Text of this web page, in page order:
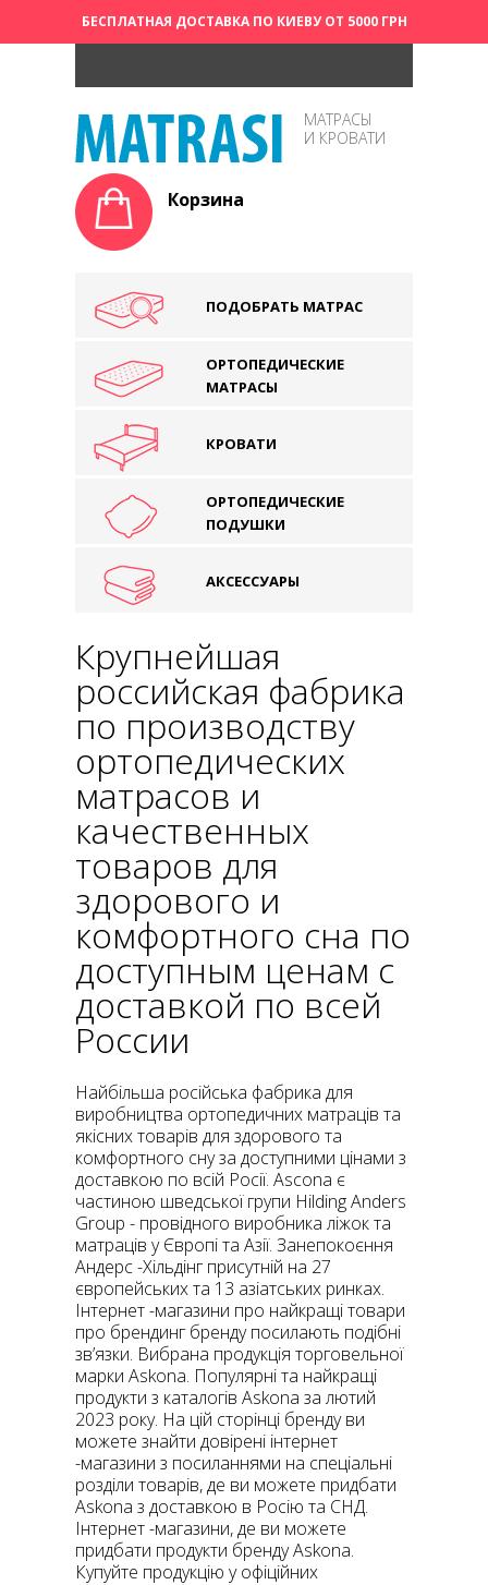
БЕСПЛАТНАЯ ДОСТАВКА ПО КИЕВУ ОТ 5000 ГРН
МАТРАСЫ
И КРОВАТИ
Корзина
ПОДОБРАТЬ МАТРАС
ОРТОПЕДИЧЕСКИЕ
МАТРАСЫ
КРОВАТИ
ОРТОПЕДИЧЕСКИЕ
ПОДУШКИ
АКСЕССУАРЫ
Крупнейшая
российская фабрика
по производству
ортопедических
матрасов и
качественных
товаров для
здорового и
комфортного сна по
доступным ценам с
доставкой по всей
России
Найбільша російська фабрика для
виробництва ортопедичних матраців та
якісних товарів для здорового та
комфортного сну за доступними цінами з
доставкою по всій Росії. Ascona є
частиною шведської групи Hilding Anders
Group - провідного виробника ліжок та
матраців у Європі та Азії. Занепокоєння
Андерс -Хільдінг присутній на 27
європейських та 13 азіатських ринках.
Інтернет -магазини про найкращі товари
про брендинг бренду посилають подібні
зв’язки. Вибрана продукція торговельної
марки Askona. Популярні та найкращі
продукти з каталогів Askona за лютий
2023 року. На цій сторінці бренду ви
можете знайти довірені інтернет
-магазини з посиланнями на спеціальні
розділи товарів, де ви можете придбати
Askona з доставкою в Росію та СНД.
Інтернет -магазини, де ви можете
придбати продукти бренду Askona.
Купуйте продукцію у офіційних